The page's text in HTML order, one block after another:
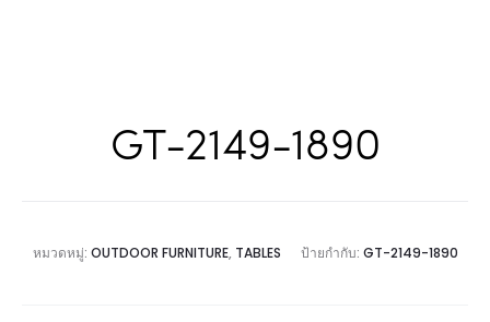
GT-2149-1890
หมวดหมู่: OUTDOOR FURNITURE, TABLES ป้ายกำกับ: GT-2149-1890